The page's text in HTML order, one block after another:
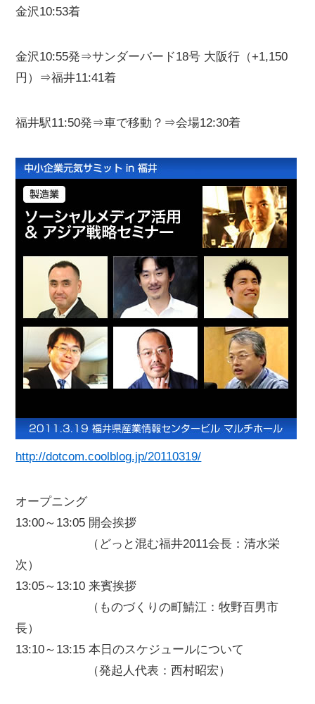
金沢10:53着
金沢10:55発⇒サンダーバード18号 大阪行（+1,150
円）⇒福井11:41着
福井駅11:50発⇒車で移動？⇒会場12:30着
http://dotcom.coolblog.jp/20110319/
オープニング
13:00～13:05 開会挨拶
（どっと混む福井2011会長：清水栄
次）
13:05～13:10 来賓挨拶
（ものづくりの町鯖江：牧野百男市
長）
13:10～13:15 本日のスケジュールについて
（発起人代表：西村昭宏）